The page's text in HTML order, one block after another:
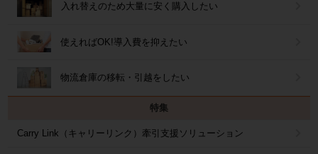
入れ替えのため大量に安く購入したい
使えればOK!導入費を抑えたい
物流倉庫の移転・引越をしたい
特集
Carry Link（キャリーリンク）牽引支援ソリューション